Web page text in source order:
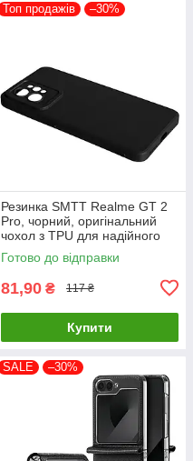
Топ продажів –30%
Резинка SMTT Realme GT 2
Pro, чорний, оригінальний
чохол з TPU для надійного
захисту смартфона
Готово до відправки
81,90 ₴ 117 ₴
Купити
SALE –30%